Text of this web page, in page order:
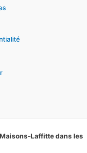
Laffitte dans les